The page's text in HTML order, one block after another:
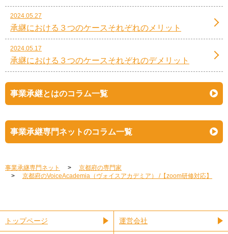
2024.05.27
承継における３つのケースそれぞれのメリット
2024.05.17
承継における３つのケースそれぞれのデメリット
事業承継とはのコラム一覧
事業承継専門ネットのコラム一覧
事業承継専門ネット
京都府の専門家
京都府のVoiceAcademia（ヴォイスアカデミア） /【zoom研修対応】
トップページ 運営会社